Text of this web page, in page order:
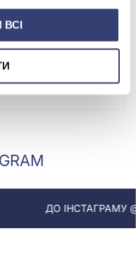
кольє
в наявності
ДО ІНСТАГРАМУ